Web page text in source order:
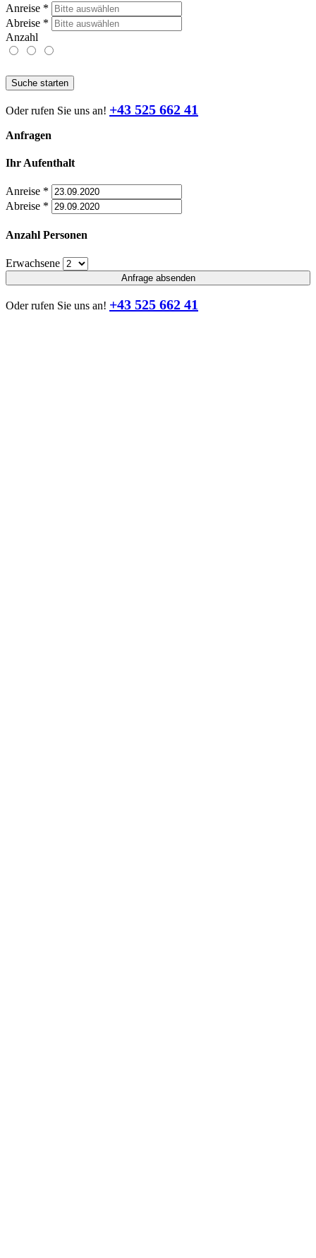
Anreise *
Abreise *
Anzahl
Suche starten
Oder rufen Sie uns an! +43 525 662 41
Anfragen
Ihr Aufenthalt
Anreise *
Abreise *
Anzahl Personen
Erwachsene
Anfrage absenden
Oder rufen Sie uns an! +43 525 662 41